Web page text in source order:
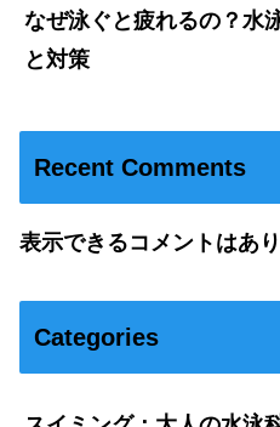
なぜ泳ぐと疲れるの？水
と対策
Recent Comments
表示できるコメントはあり
Categories